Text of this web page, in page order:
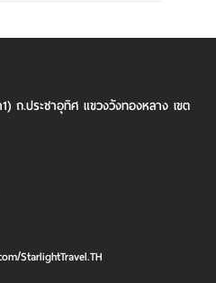
ถ.ประชาอุทิศ แขวงวังทองหลาง เขต
StarlightTravel.TH